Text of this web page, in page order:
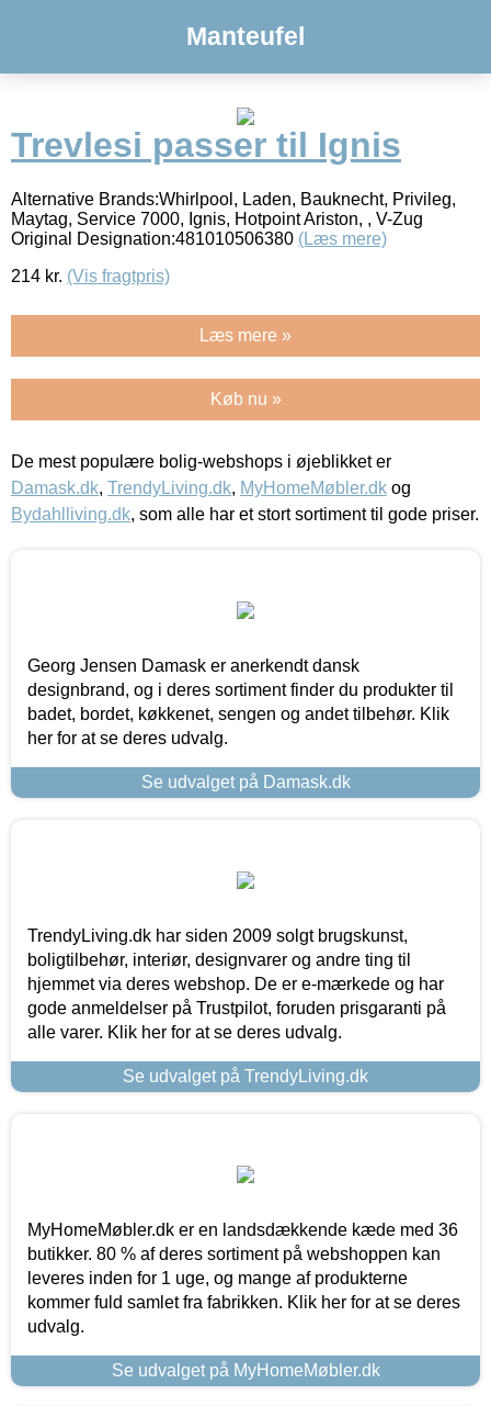
Manteufel
Trevlesi passer til Ignis
Alternative Brands:Whirlpool, Laden, Bauknecht, Privileg,
Maytag, Service 7000, Ignis, Hotpoint Ariston, , V-Zug
Original Designation:481010506380 (Læs mere)
214 kr. (Vis fragtpris)
Læs mere »
Køb nu »
De mest populære bolig-webshops i øjeblikket er
Damask.dk, TrendyLiving.dk, MyHomeMøbler.dk og
Bydahlliving.dk, som alle har et stort sortiment til gode priser.
Georg Jensen Damask er anerkendt dansk
designbrand, og i deres sortiment finder du produkter til
badet, bordet, køkkenet, sengen og andet tilbehør. Klik
her for at se deres udvalg.
Se udvalget på Damask.dk
TrendyLiving.dk har siden 2009 solgt brugskunst,
boligtilbehør, interiør, designvarer og andre ting til
hjemmet via deres webshop. De er e-mærkede og har
gode anmeldelser på Trustpilot, foruden prisgaranti på
alle varer. Klik her for at se deres udvalg.
Se udvalget på TrendyLiving.dk
MyHomeMøbler.dk er en landsdækkende kæde med 36
butikker. 80 % af deres sortiment på webshoppen kan
leveres inden for 1 uge, og mange af produkterne
kommer fuld samlet fra fabrikken. Klik her for at se deres
udvalg.
Se udvalget på MyHomeMøbler.dk